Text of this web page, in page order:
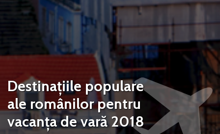
Destinațiile populare
ale românilor pentru
vacanța de vară 2018